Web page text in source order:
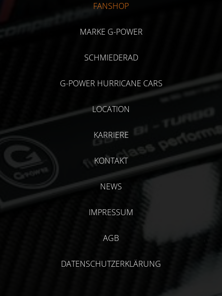
FANSHOP
MARKE G-POWER
SCHMIEDERAD
G-POWER HURRICANE CARS
LOCATION
KARRIERE
KONTAKT
NEWS
IMPRESSUM
AGB
DATENSCHUTZERKLÄRUNG